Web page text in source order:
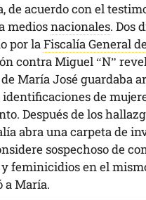
de acuerdo con el
mediosnacionales. Dos
por laFiscalía General
contra Miguel “N”
María José guardaba
de
Después de los
abra una carpeta de
sospechoso de
feminicidios en el
a María.